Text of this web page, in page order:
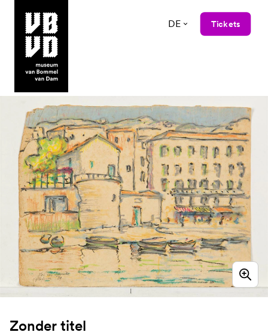
museum van Bommel van Dam
DE Tickets
Zonder titel